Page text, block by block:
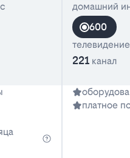
домашний
600
телевидение
221 канал
платное